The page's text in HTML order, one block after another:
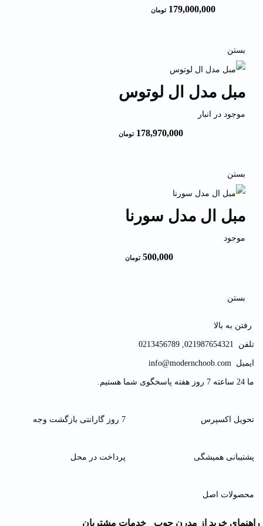
179,000,000 تومان
بستن
مبل مدل ال لوتوس
موجود در انبار
178,970,000 تومان
بستن
مبل ال مدل سورنا
موجود
500,000 تومان
بستن
رفتن به بالا
تلفن 021987654321
0213456789
ایمیل info@modernchoob.com
ما 24 ساعته 7 روز هفته پاسخگوی شما هستیم.
تحویل اکسپرس 7 روز گارانتی بازگشت وجه
پشتیبانی همیشگی پرداخت در محل
محصولات اصل
راهنمای خرید از مدرن چوب خدمات مشتریان